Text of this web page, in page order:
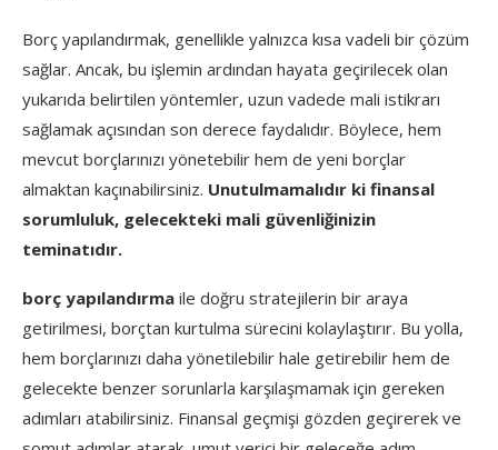
Borç yapılandırmak, genellikle yalnızca kısa vadeli bir çözüm
sağlar. Ancak, bu işlemin ardından hayata geçirilecek olan
yukarıda belirtilen yöntemler, uzun vadede mali istikrarı
sağlamak açısından son derece faydalıdır. Böylece, hem
mevcut borçlarınızı yönetebilir hem de yeni borçlar
almaktan kaçınabilirsiniz. Unutulmamalıdır ki finansal
sorumluluk, gelecekteki mali güvenliğinizin
teminatıdır.
borç yapılandırma ile doğru stratejilerin bir araya
getirilmesi, borçtan kurtulma sürecini kolaylaştırır. Bu yolla,
hem borçlarınızı daha yönetilebilir hale getirebilir hem de
gelecekte benzer sorunlarla karşılaşmamak için gereken
adımları atabilirsiniz. Finansal geçmişi gözden geçirerek ve